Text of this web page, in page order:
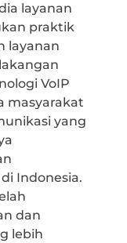
layanan
praktik
layanan
VoIP
masyarakat
yang
Indonesia.
dan
lebih